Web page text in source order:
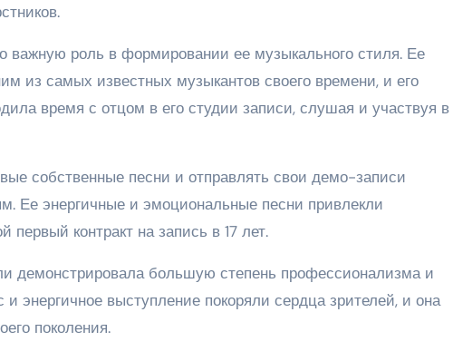
важную роль в формировании ее музыкального стиля. Ее
из самых известных музыкантов своего времени, и его
время с отцом в его студии записи, слушая и участвуя в
собственные песни и отправлять свои демо-записи
Ее энергичные и эмоциональные песни привлекли
контракт на запись в 17 лет.
демонстрировала большую степень профессионализма и
энергичное выступление покоряли сердца зрителей, и она
поколения.